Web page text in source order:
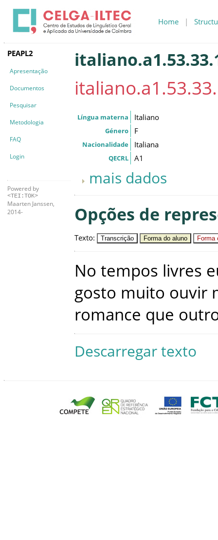
Home |
PEAPL2
Apresentação
Documentos
Pesquisar
Metodologia
FAQ
Login
Powered by
<TEI:TOK>
Maarten Janssen,
2014-
Língua materna Italiano
Género F
Nacionalidade Italiana
QECRL A1
mais dados
Opções de
Texto: Transcrição Forma do aluno Forma
No tempos livres
gosto muito ouvir
romance que
Descarregar texto